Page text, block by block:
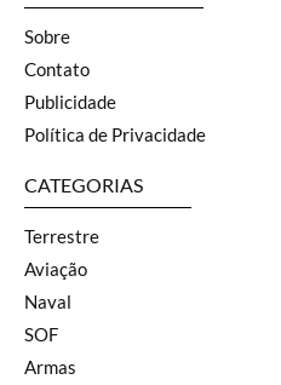
Sobre
Contato
Publicidade
Política de Privacidade
CATEGORIAS
Terrestre
Aviação
Naval
SOF
Armas